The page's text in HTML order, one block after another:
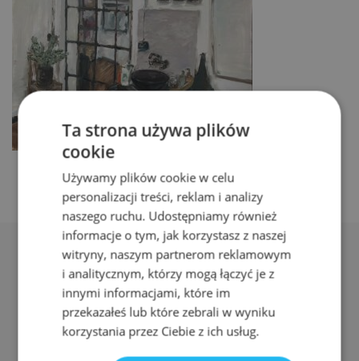
Adres:
ul. Nyska 61a, Wrocław 50-505
Ta strona używa plików
cookie
Używamy plików cookie w celu
personalizacji treści, reklam i analizy
naszego ruchu. Udostępniamy również
informacje o tym, jak korzystasz z naszej
witryny, naszym partnerom reklamowym
i analitycznym, którzy mogą łączyć je z
innymi informacjami, które im
przekazałeś lub które zebrali w wyniku
korzystania przez Ciebie z ich usług.